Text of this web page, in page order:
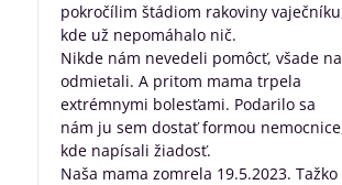
pokročílim štádiom rakoviny
kde už nepomáhalo nič.
Nikde nám nevedeli pomôcť, všade
odmietali. A pritom mama trpela
extrémnymi bolesťami. Podarilo sa
nám ju sem dostať formou
kde napísali žiadosť.
Naša mama zomrela 19.5.2023. Tažko